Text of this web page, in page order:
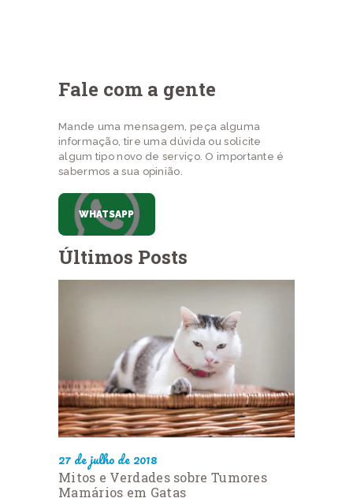
Fale com a gente
Mande uma mensagem, peça alguma
informação, tire uma dúvida ou solicite
algum tipo novo de serviço. O importante é
sabermos a sua opinião.
WHATSAPP
Últimos Posts
27 de julho de 2018
Mitos e Verdades sobre Tumores
Mamários em Gatas